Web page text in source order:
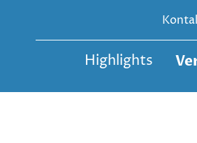
Highlights